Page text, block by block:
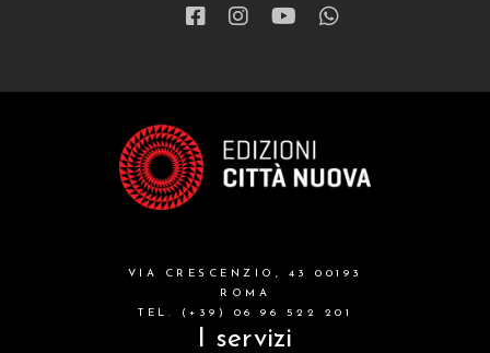
VIA CRESCENZIO, 43 00193
ROMA
TEL. (+39) 06 96 522 201
I servizi